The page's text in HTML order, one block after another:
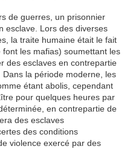
de guerres, un prisonnier
esclave. Lors des diverses
la traite humaine était le fait
font les mafias) soumettant les
des esclaves en contrepartie
la période moderne, les
étant abolis, cependant
pour quelques heures par
en contrepartie de
des esclaves
des conditions
violence exercé par des